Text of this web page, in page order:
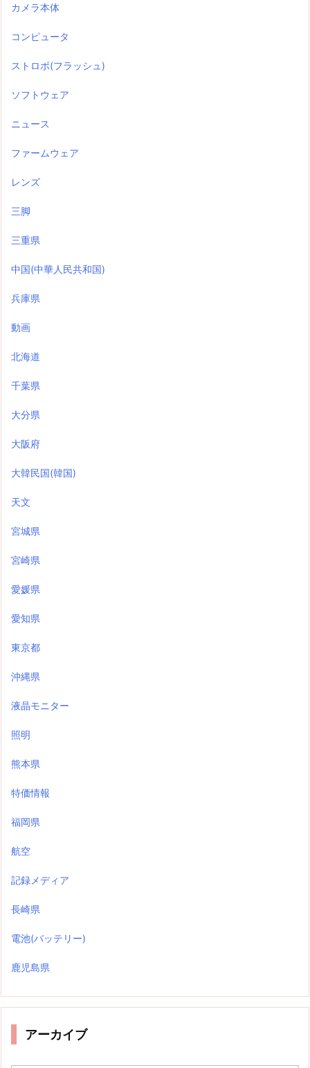
カメラ本体
コンピュータ
ストロボ(フラッシュ)
ソフトウェア
ニュース
ファームウェア
レンズ
三脚
三重県
中国(中華人民共和国)
兵庫県
動画
北海道
千葉県
大分県
大阪府
大韓民国(韓国)
天文
宮城県
宮崎県
愛媛県
愛知県
東京都
沖縄県
液晶モニター
照明
熊本県
特価情報
福岡県
航空
記録メディア
長崎県
電池(バッテリー)
鹿児島県
アーカイブ